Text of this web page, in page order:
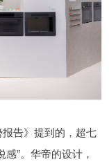
告》提到的，超七
”。华帝的设计，